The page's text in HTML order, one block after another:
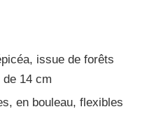
issue de forêts
14 cm
en bouleau, flexibles